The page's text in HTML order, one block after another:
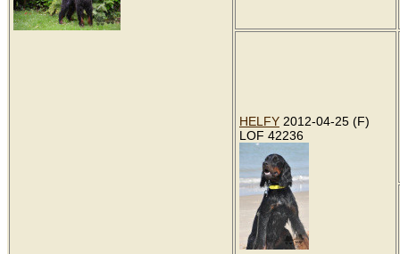
HELFY 2012-04-25 (F)
LOF 42236